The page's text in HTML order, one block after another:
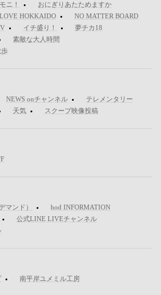
ニ！
おにぎりあたためますか
LOVE HOKKAIDO
NO MATTER BOARD
イチ盛り！
夢チカ18
素敵な大人時間
歩
NEWS onチャンネル
テレメンタリー
天気 スクープ映像投稿
マンド）
hod INFORMATION
公式LINE LIVEチャンネル
南平岸ユメミル工房